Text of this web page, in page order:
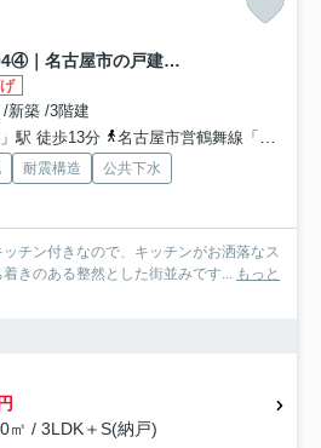
MELDIA昭和区折戸町304④｜名古屋市の戸建ならホームアップ
新築 /3階建
駅 徒歩13分
名古屋市営鶴舞線「川名」駅 徒歩15分
耐震構造
公共下水
チン付きなので、キッチンがお洒落なス
きのある整然とした街並みです... もっと
㎡ / 3LDK＋S(納戸)